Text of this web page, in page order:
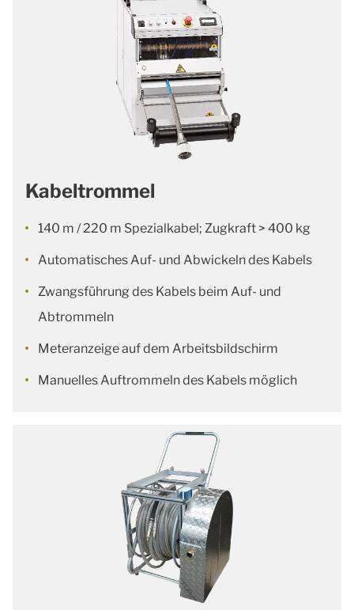
Kabeltrommel
140 m / 220 m Spezialkabel; Zugkraft > 400 kg
Automatisches Auf- und Abwickeln des Kabels
Zwangsführung des Kabels beim Auf- und
Abtrommeln
Meteranzeige auf dem Arbeitsbildschirm
Manuelles Auftrommeln des Kabels möglich